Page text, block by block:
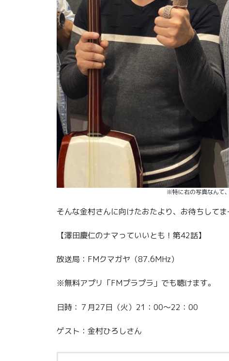
※特に右の写真なんて
そんな金村さんに向けたおたより、お待ちしてま
【澤田慶仁のナマっていいとも！第42話】
放送局：FMクマガヤ（87.6MHz）
※無料アプリ「FMプラプラ」でも聴けます。
日時：７月27日（火）21：00～22：00
ゲスト：金村ひろしさん